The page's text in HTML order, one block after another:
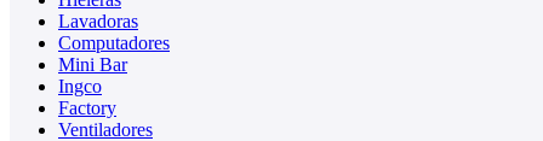
Lavadoras
Computadores
Mini Bar
Ingco
Factory
Ventiladores